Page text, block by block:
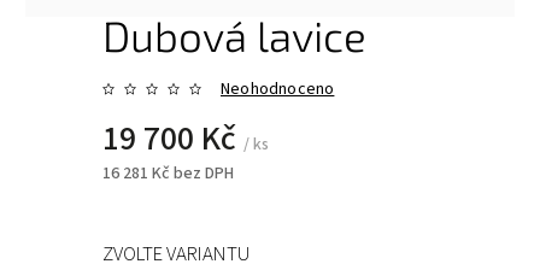
Dubová lavice
Neohodnoceno
19 700 Kč / ks
16 281 Kč bez DPH
ZVOLTE VARIANTU